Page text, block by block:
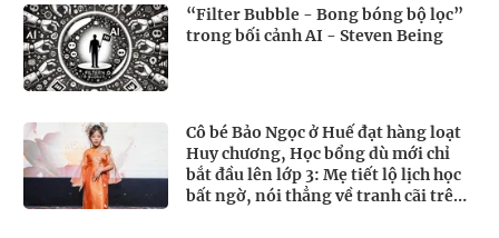
“Filter Bubble - Bong bóng bộ lọc”
trong bối cảnh AI - Steven Being
Cô bé Bảo Ngọc ở Huế đạt hàng loạt
Huy chương, Học bổng dù mới chỉ
bắt đầu lên lớp 3: Mẹ tiết lộ lịch học
bất ngờ, nói thẳng về tranh cãi trên